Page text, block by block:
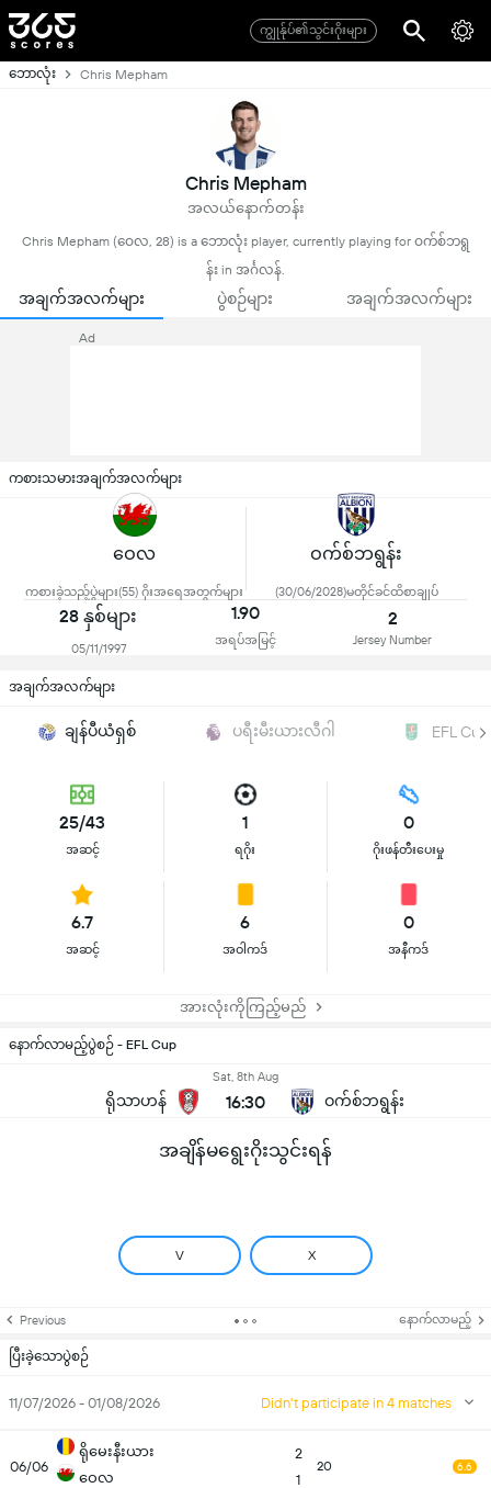
ကျွုန်ုပ်၏သွင်းဂိုးများ
ဘောလုံး Chris Mepham
Chris Mepham
အလယ်နောက်တန်း
Chris Mepham (ဝေလ, 28) is a ဘောလုံး player, currently playing for ဝက်စ်ဘရွ
န်း in အင်္ဂလန်.
အချက်အလက်များ ပွဲစဉ်များ အချက်အလက်များ
Ad
ကစားသမားအချက်အလက်များ
ဝေလ
ကစားခဲ့သည့်ပွဲများ(55) ဂိုးအရေအတွက်များ
ဝက်စ်ဘရွန်း
(30/06/2028)မတိုင်ခင်ထိစာချုပ်
28 နှစ်များ
05/11/1997
1.90
အရပ်အမြင့်
2
Jersey Number
အချက်အလက်များ
ချန်ပီယံရှစ် ပရီးမီးယားလီဂါ EFL Cup
25/43
အဆင့်
1
ရဂိုး
0
ဂိုးဖန်တီးပေးမှု
6.7
အဆင့်
6
အဝါကဒ်
0
အနီကဒ်
အားလုံးကိုကြည့်မည်
နောက်လာမည့်ပွဲစဉ် - EFL Cup
ရိုသာဟန်
Sat, 8th Aug
16:30 ဝက်စ်ဘရွန်း
အချိန်မရွေးဂိုးသွင်းရန်
V X
Previous နောက်လာမည့်
ပြီးခဲ့သောပွဲစဉ်
11/07/2026 - 01/08/2026 Didn't participate in 4 matches
06/06
ရိုမေးနီးယား
ဝေလ
2
1
20 6.6